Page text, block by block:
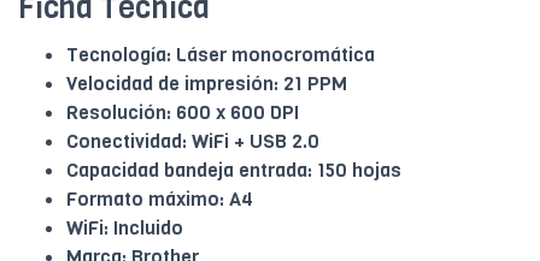
Ficha Técnica
Tecnología: Láser monocromática
Velocidad de impresión: 21 PPM
Resolución: 600 x 600 DPI
Conectividad: WiFi + USB 2.0
Capacidad bandeja entrada: 150 hojas
Formato máximo: A4
WiFi: Incluido